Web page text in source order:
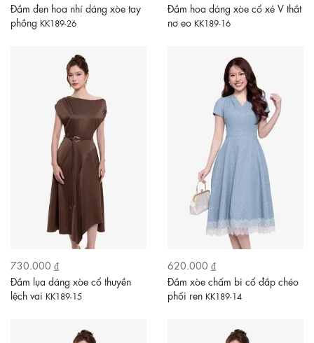
Đầm đen hoa nhí dáng xòe tay
phồng KK189-26
Đầm hoa dáng xòe cổ xẻ V thắt
nơ eo KK189-16
730.000 ₫
Đầm lụa dáng xòe cổ thuyền
lệch vai KK189-15
620.000 ₫
Đầm xòe chấm bi cổ đắp chéo
phối ren KK189-14